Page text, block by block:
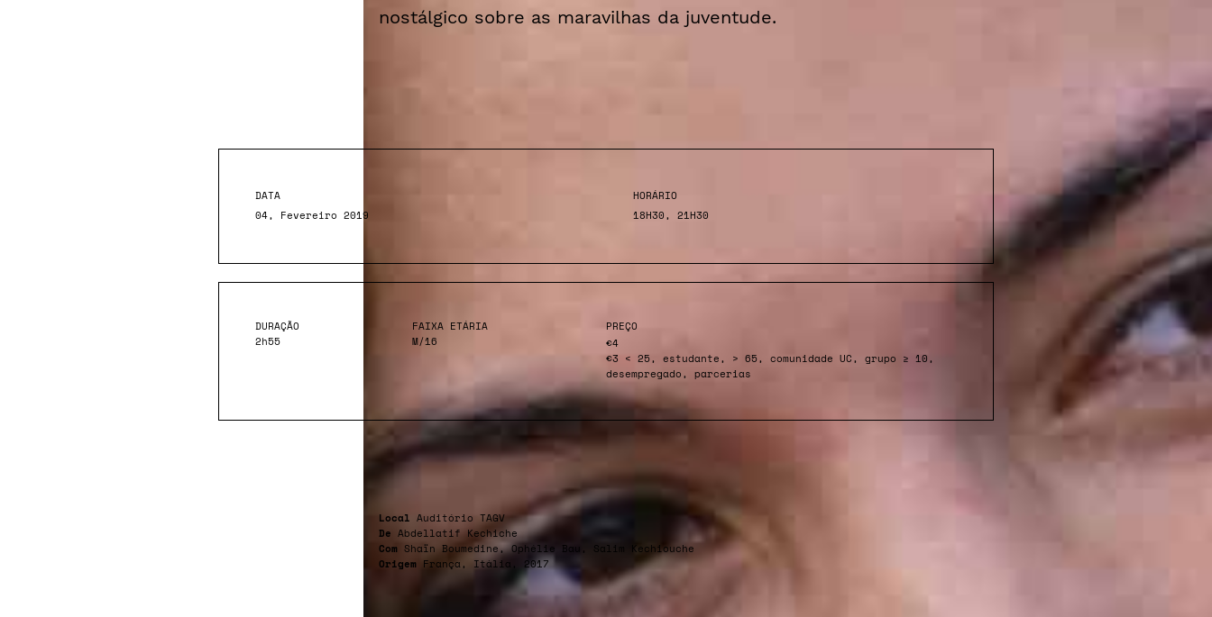
nostálgico sobre as maravilhas da juventude.
DATA
04, Fevereiro 2019
HORÁRIO
18H30, 21H30
DURAÇÃO
2h55
FAIXA ETÁRIA
M/16
PREÇO
€4
€3 < 25, estudante, > 65, comunidade UC, grupo ≥ 10,
desempregado, parcerias
Local Auditório TAGV
De Abdellatif Kechiche
Com Shaïn Boumedine, Ophélie Bau, Salim Kechiouche
Origem França, Itália, 2017